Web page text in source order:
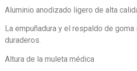
Aluminio anodizado ligero de alta
La empuñadura y el respaldo de
duraderos.
Altura de la muleta médica